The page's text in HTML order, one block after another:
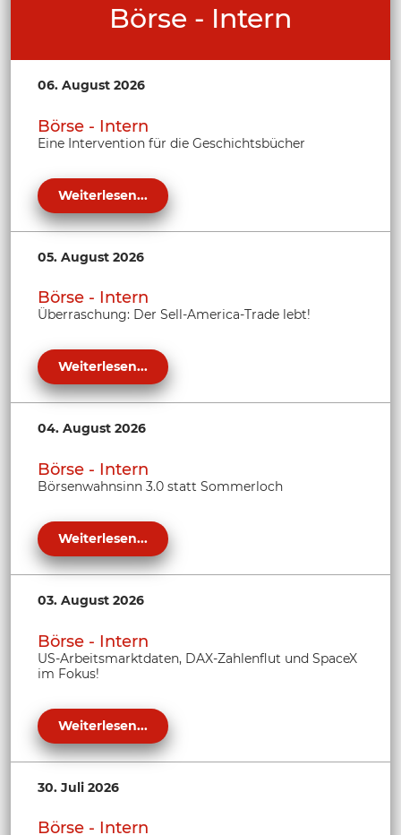
Börse - Intern
06. August 2026
Börse - Intern
Eine Intervention für die Geschichtsbücher
Weiterlesen...
05. August 2026
Börse - Intern
Überraschung: Der Sell-America-Trade lebt!
Weiterlesen...
04. August 2026
Börse - Intern
Börsenwahnsinn 3.0 statt Sommerloch
Weiterlesen...
03. August 2026
Börse - Intern
US-Arbeitsmarktdaten, DAX-Zahlenflut und SpaceX
im Fokus!
Weiterlesen...
30. Juli 2026
Börse - Intern